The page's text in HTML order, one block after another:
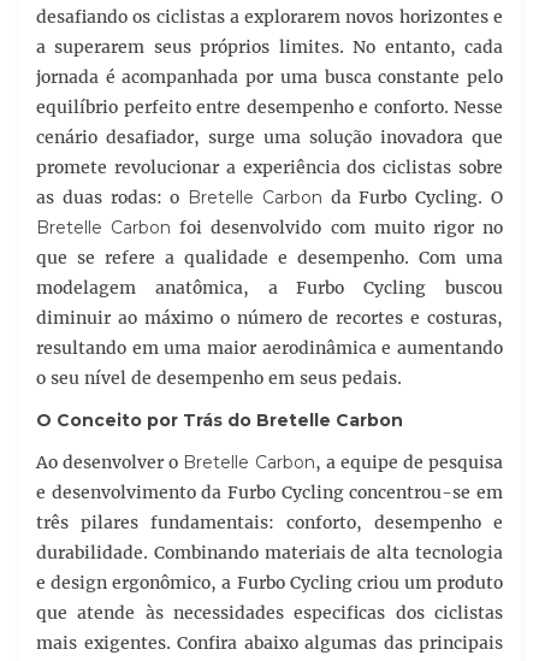
desafiando os ciclistas a explorarem novos horizontes e
a superarem seus próprios limites. No entanto, cada
jornada é acompanhada por uma busca constante pelo
equilíbrio perfeito entre desempenho e conforto. Nesse
cenário desafiador, surge uma solução inovadora que
promete revolucionar a experiência dos ciclistas sobre
as duas rodas: o Bretelle Carbon da Furbo Cycling. O
Bretelle Carbon foi desenvolvido com muito rigor no
que se refere a qualidade e desempenho. Com uma
modelagem anatômica, a Furbo Cycling buscou
diminuir ao máximo o número de recortes e costuras,
resultando em uma maior aerodinâmica e aumentando
o seu nível de desempenho em seus pedais.
O Conceito por Trás do Bretelle Carbon
Ao desenvolver o Bretelle Carbon, a equipe de pesquisa
e desenvolvimento da Furbo Cycling concentrou-se em
três pilares fundamentais: conforto, desempenho e
durabilidade. Combinando materiais de alta tecnologia
e design ergonômico, a Furbo Cycling criou um produto
que atende às necessidades especificas dos ciclistas
mais exigentes. Confira abaixo algumas das principais